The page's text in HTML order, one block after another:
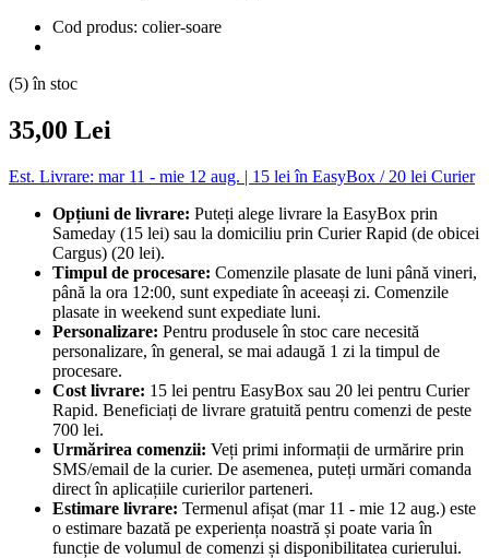
Cod produs: colier-soare
(5) în stoc
35,00 Lei
Est. Livrare: mar 11 - mie 12 aug. | 15 lei în EasyBox / 20 lei Curier
Opțiuni de livrare: Puteți alege livrare la EasyBox prin
Sameday (15 lei) sau la domiciliu prin Curier Rapid (de obicei
Cargus) (20 lei).
Timpul de procesare: Comenzile plasate de luni până vineri,
până la ora 12:00, sunt expediate în aceeași zi. Comenzile
plasate in weekend sunt expediate luni.
Personalizare: Pentru produsele în stoc care necesită
personalizare, în general, se mai adaugă 1 zi la timpul de
procesare.
Cost livrare: 15 lei pentru EasyBox sau 20 lei pentru Curier
Rapid. Beneficiați de livrare gratuită pentru comenzi de peste
700 lei.
Urmărirea comenzii: Veți primi informații de urmărire prin
SMS/email de la curier. De asemenea, puteți urmări comanda
direct în aplicațiile curierilor parteneri.
Estimare livrare: Termenul afișat (mar 11 - mie 12 aug.) este
o estimare bazată pe experiența noastră și poate varia în
funcție de volumul de comenzi și disponibilitatea curierului.